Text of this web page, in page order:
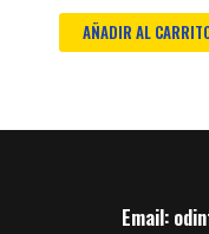
AÑADIR AL
Email: